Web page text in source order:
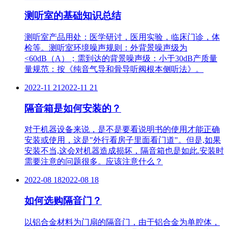
测听室的基础知识总结
测听室产品用处：医学研讨，医用实验，临床门诊，体
检等。测听室环境噪声规则：外背景噪声级为
<60dB（A）；需到达的背景噪声级：小于30dB产质量
量规范：按《纯音气导和骨导听阀根本侧听法》。
2022-11 21 2022-11 21
隔音箱是如何安装的？
对于机器设备来说，是不是要看说明书的使用才能正确
安装或使用，这是"外行看房子里面看门道"。但是,如果
安装不当,这会对机器造成损坏，隔音箱也是如此.安装时
需要注意的问题很多。应该注意什么？
2022-08 182022-08 18
如何选购隔音门？
以铝合金材料为门扇的隔音门，由于铝合金为单腔体，